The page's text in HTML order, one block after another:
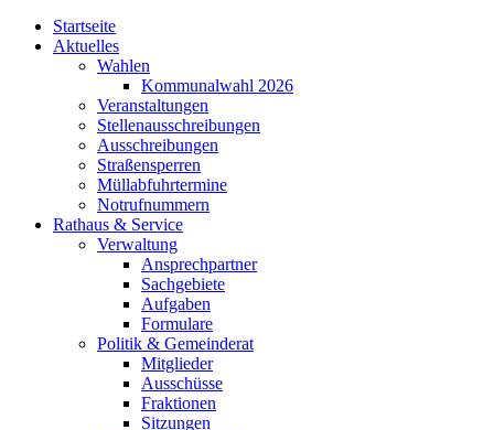
Startseite
Aktuelles
Wahlen
Kommunalwahl 2026
Veranstaltungen
Stellenausschreibungen
Ausschreibungen
Straßensperren
Müllabfuhrtermine
Notrufnummern
Rathaus & Service
Verwaltung
Ansprechpartner
Sachgebiete
Aufgaben
Formulare
Politik & Gemeinderat
Mitglieder
Ausschüsse
Fraktionen
Sitzungen